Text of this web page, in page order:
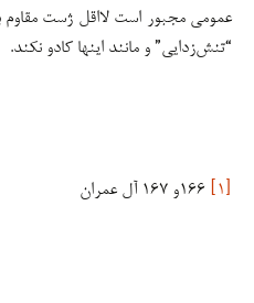
عمومی مجبور است لااقل ژست مقاوم
“تنش‌زدایی” و مانند اینها کادو نکند.
[۱]